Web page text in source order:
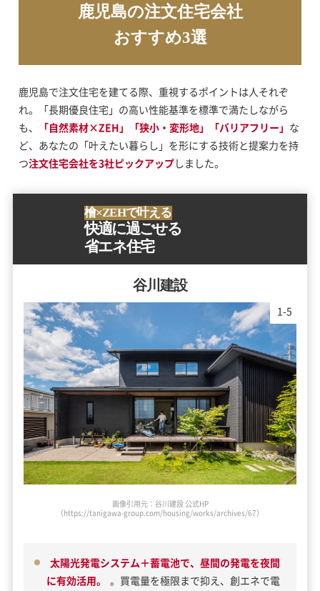
鹿児島の注文住宅会社
おすすめ3選
鹿児島で注文住宅を建てる際、重視するポイントは人それぞ
れ。「長期優良住宅」の高い性能基準を標準で満たしながら
も、
「自然素材×ZEH」「狭小・変形地」「バリアフリー」 な
ど、あなたの「叶えたい暮らし」を形にする技術と提案力を持
つ注文住宅会社を3社ピックアップしました。
檜×ZEHで叶える
快適に過ごせる
省エネ住宅
谷川建設
画像引用元：谷川建設 公式HP
（https://tanigawa-group.com/housing/works/archives/67）
2-5
太陽光発電システム＋蓄電池で、昼間の発電を夜間
に有効活用。
。買電量を極限まで抑え、創エネで電